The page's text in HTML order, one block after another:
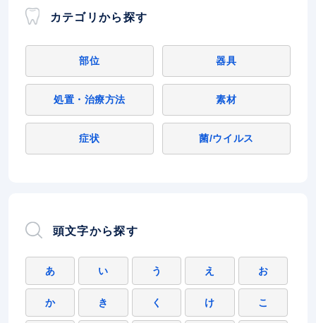
カテゴリから探す
部位 器具
処置・治療方法 素材
症状 菌/ウイルス
頭文字から探す
あ い う え お
か き く け こ